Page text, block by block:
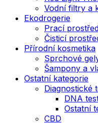
Vodní filtry a
Ekodrogerie
Prací
Čisticí
Přírodní kosmetika
Sprchové
Šampony a
Ostatní kategorie
Diagnostické
DNA
Ostatní
CBD